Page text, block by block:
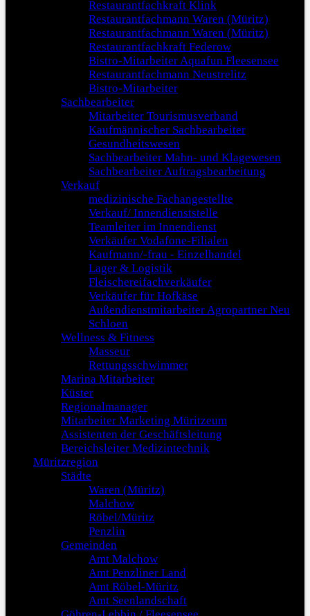
Restaurantfachkraft Klink
Restaurantfachmann Waren (Müritz)
Restaurantfachmann Waren (Müritz)
Restaurantfachkraft Federow
Bistro-Mitarbeiter Aquafun Fleesensee
Restaurantfachmann Neustrelitz
Bistro-Mitarbeiter
Sachbearbeiter
Mitarbeiter Tourismusverband
Kaufmännischer Sachbearbeiter
Gesundheitswesen
Sachbearbeiter Mahn- und Klagewesen
Sachbearbeiter Auftragsbearbeitung
Verkauf
medizinische Fachangestellte
Verkauf/ Innendienststelle
Teamleiter im Innendienst
Verkäufer Vodafone-Filialen
Kaufmann/-frau - Einzelhandel
Lager & Logistik
Fleischereifachverkäufer
Verkäufer für Hofkäse
Außendienstmitarbeiter Agropartner Neu
Schloen
Wellness & Fitness
Masseur
Rettungsschwimmer
Marina Mitarbeiter
Küster
Regionalmanager
Mitarbeiter Marketing Müritzeum
Assistenten der Geschäftsleitung
Bereichsleiter Medizintechnik
Müritzregion
Städte
Waren (Müritz)
Malchow
Röbel/Müritz
Penzlin
Gemeinden
Amt Malchow
Amt Penzliner Land
Amt Röbel-Müritz
Amt Seenlandschaft